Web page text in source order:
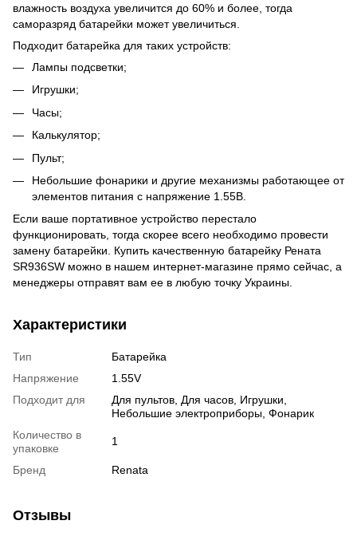
влажность воздуха увеличится до 60% и более, тогда
саморазряд батарейки может увеличиться.
Подходит батарейка для таких устройств:
Лампы подсветки;
Игрушки;
Часы;
Калькулятор;
Пульт;
Небольшие фонарики и другие механизмы работающее от
элементов питания с напряжение 1.55В.
Если ваше портативное устройство перестало
функционировать, тогда скорее всего необходимо провести
замену батарейки. Купить качественную батарейку Рената
SR936SW можно в нашем интернет-магазине прямо сейчас, а
менеджеры отправят вам ее в любую точку Украины.
Характеристики
Тип
Батарейка
Напряжение
1.55V
Подходит для
Для пультов, Для часов, Игрушки,
Небольшие электроприборы, Фонарик
Количество в
упаковке
1
Бренд Renata
Отзывы